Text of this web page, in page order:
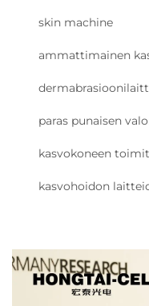
skin machine
ammattimainen
paras punaisen
kasvokoneen
kasvohoidon